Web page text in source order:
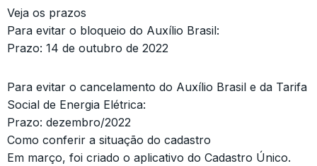
Veja os prazos
Para evitar o bloqueio do Auxílio Brasil:
Prazo: 14 de outubro de 2022
Para evitar o cancelamento do Auxílio Brasil e da Tarifa
Social de Energia Elétrica:
Prazo: dezembro/2022
Como conferir a situação do cadastro
Em março, foi criado o aplicativo do Cadastro Único.